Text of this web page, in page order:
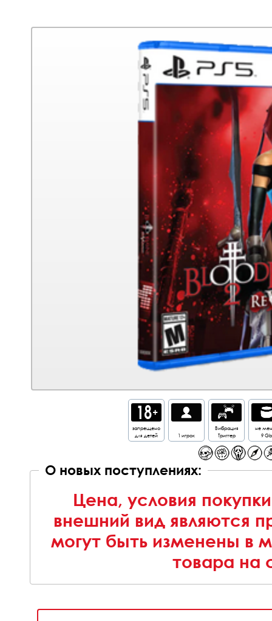
запрещено
для детей
1 игрок
Вибрация
Триггер
не
9 Gb
О новых поступлениях:
Цена, условия
внешний вид являются
могут быть изменены в
товара на